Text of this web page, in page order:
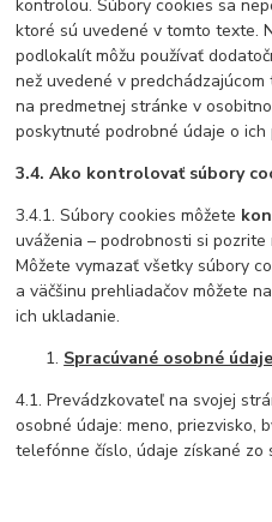
kontrolou. Súbory cookies sa
ktoré sú uvedené v tomto texte.
podlokalít môžu používať
než uvedené v
na predmetnej stránke v
poskytnuté podrobné údaje o ich
3.4. Ako kontrolovať súbory
3.4.1. Súbory cookies môžete
uváženia – podrobnosti si pozrite
Môžete vymazať všetky súbory
a väčšinu prehliadačov môžete
ich ukladanie.
Spracúvané osobné údaje
4.1. Prevádzkovateľ na svojej
osobné údaje: meno, priezvisko,
telefónne číslo, údaje získané zo